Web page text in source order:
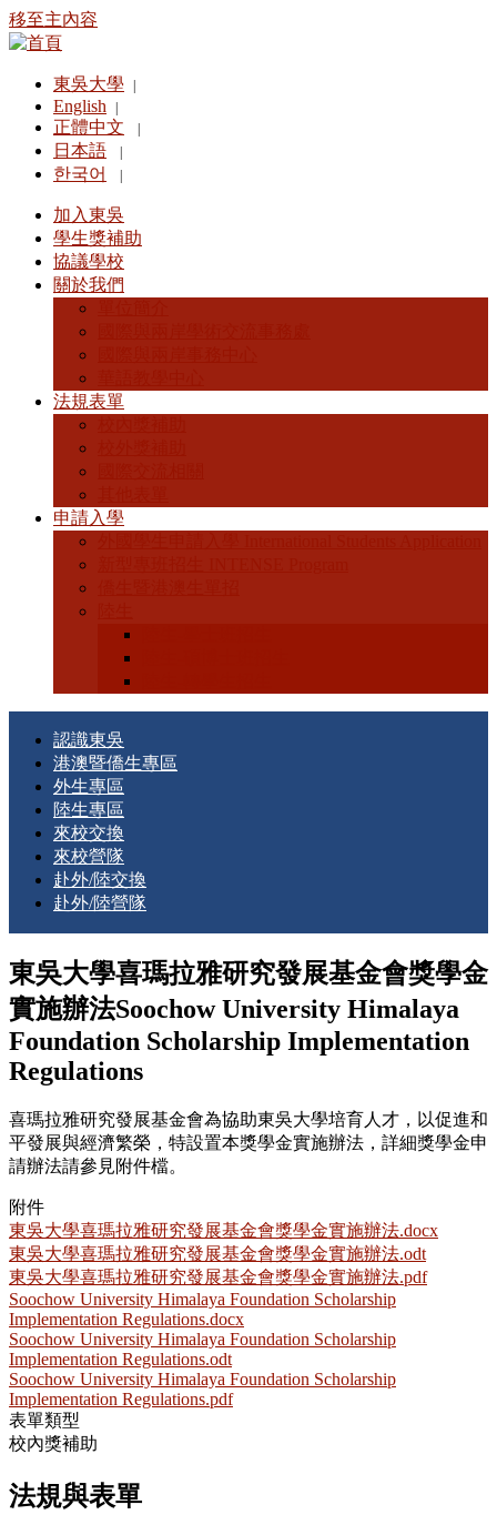
移至主內容
東吳大學
English
正體中文
日本語
한국어
加入東吳
學生獎補助
協議學校
關於我們
法規表單
申請入學
認識東吳
港澳暨僑生專區
外生專區
陸生專區
來校交換
來校營隊
赴外/陸交換
赴外/陸營隊
東吳大學喜瑪拉雅研究發展基金會獎學金
實施辦法Soochow University Himalaya
Foundation Scholarship Implementation
Regulations
喜瑪拉雅研究發展基金會為協助東吳大學培育人才，以促進和
平發展與經濟繁榮，特設置本獎學金實施辦法，詳細獎學金申
請辦法請參見附件檔。
附件
東吳大學喜瑪拉雅研究發展基金會獎學金實施辦法.docx
東吳大學喜瑪拉雅研究發展基金會獎學金實施辦法.odt
東吳大學喜瑪拉雅研究發展基金會獎學金實施辦法.pdf
Soochow University Himalaya Foundation Scholarship
Implementation Regulations.docx
Soochow University Himalaya Foundation Scholarship
Implementation Regulations.odt
Soochow University Himalaya Foundation Scholarship
Implementation Regulations.pdf
表單類型
校內獎補助
法規與表單